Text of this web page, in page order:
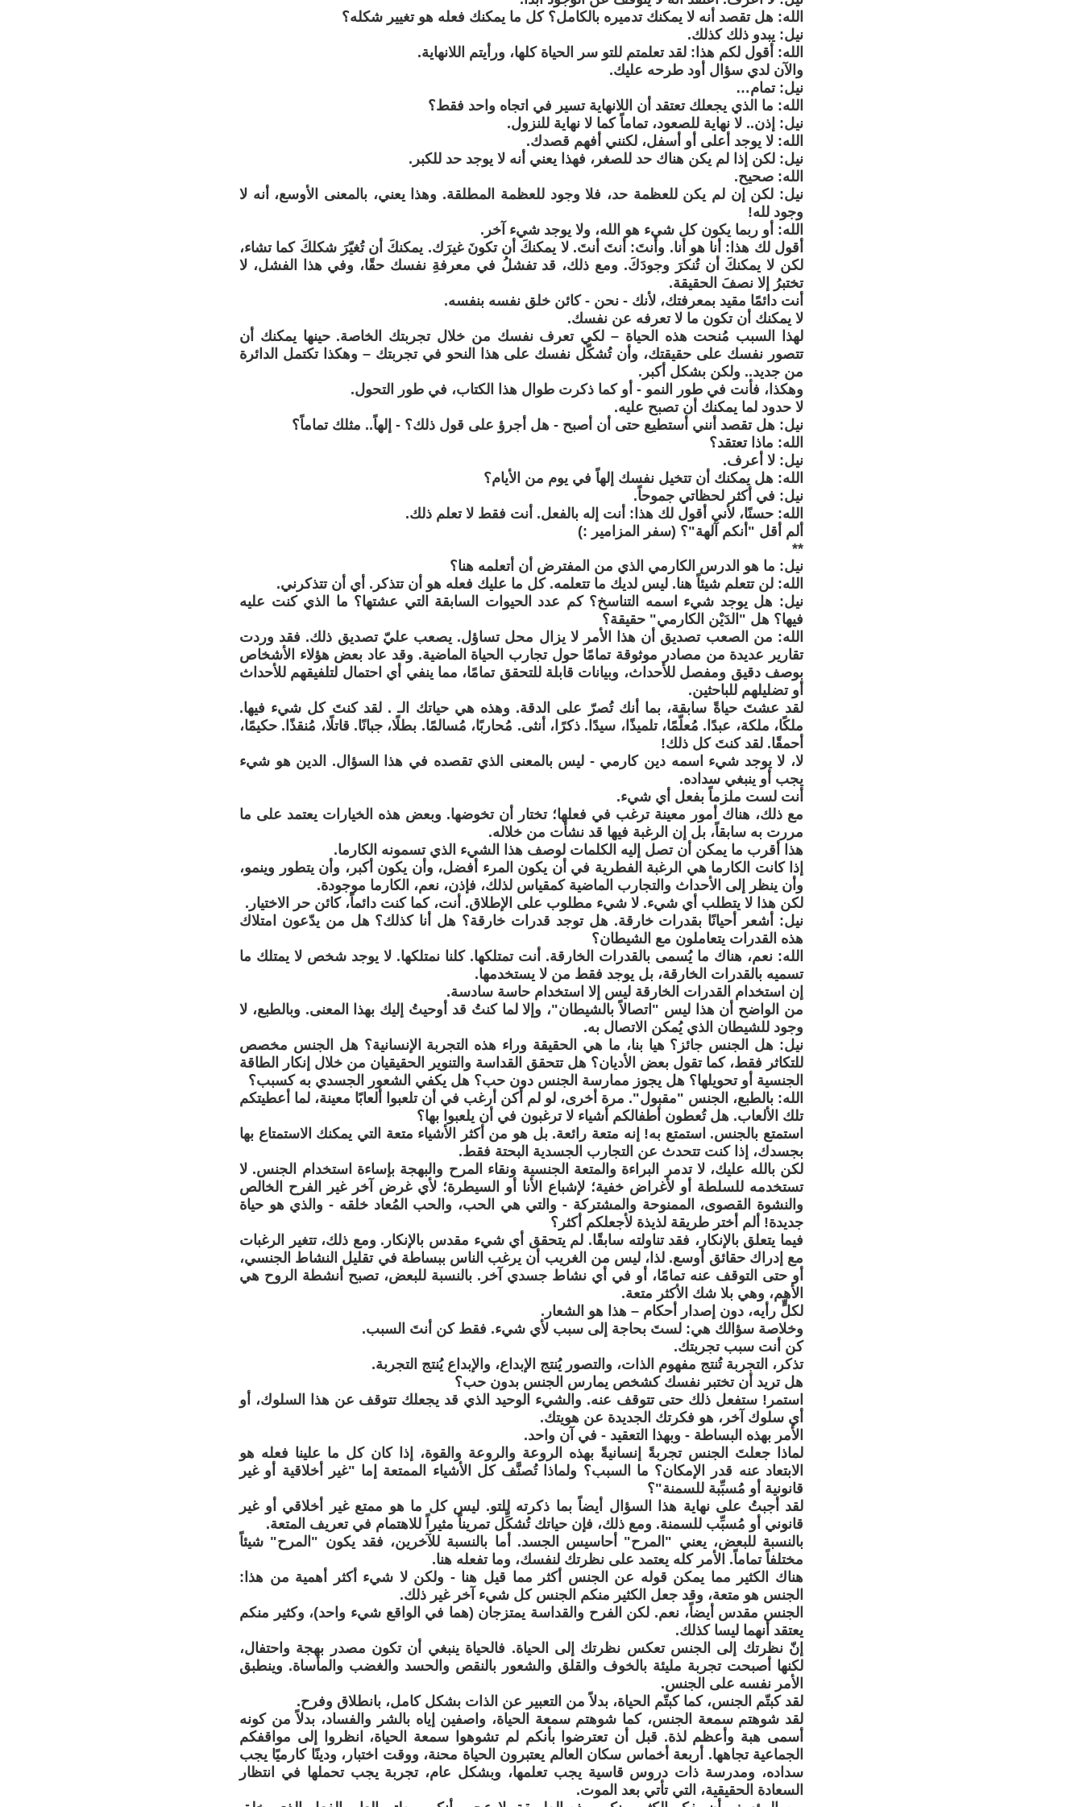
الله: هل تقصد أنه لا يمكنك تدميره بالكامل؟ كل ما يمكنك فعله هو تغيير شكله؟
نيل: يبدو ذلك كذلك.
الله: أقول لكم هذا: لقد تعلمتم للتو سر الحياة كلها، ورأيتم اللانهاية.
والآن لدي سؤال أود طرحه عليك.
نيل: تمام…
الله: ما الذي يجعلك تعتقد أن اللانهاية تسير في اتجاه واحد فقط؟
نيل: إذن.. لا نهاية للصعود، تماماً كما لا نهاية للنزول.
الله: لا يوجد أعلى أو أسفل، لكنني أفهم قصدك.
نيل: لكن إذا لم يكن هناك حد للصغر، فهذا يعني أنه لا يوجد حد للكبر.
الله: صحيح.
نيل: لكن إن لم يكن للعظمة حد، فلا وجود للعظمة المطلقة. وهذا يعني، بالمعنى الأوسع، أنه لا
وجود لله!
الله: أو ربما يكون كل شيء هو الله، ولا يوجد شيء آخر.
أقول لك هذا: أنا هو أنا. وأنتَ: أنتَ أنتَ. لا يمكنكَ أن تكونَ غيرَك. يمكنكَ أن تُغيّرَ شكلكَ كما تشاء،
لكن لا يمكنكَ أن تُنكرَ وجودَكَ. ومع ذلك، قد تفشلُ في معرفةِ نفسك حقًا، وفي هذا الفشل، لا
تختبرُ إلا نصفَ الحقيقة.
أنت دائمًا مقيد بمعرفتك، لأنك - نحن - كائن خلق نفسه بنفسه.
لا يمكنك أن تكون ما لا تعرفه عن نفسك.
لهذا السبب مُنحت هذه الحياة – لكي تعرف نفسك من خلال تجربتك الخاصة. حينها يمكنك أن
تتصور نفسك على حقيقتك، وأن تُشكّل نفسك على هذا النحو في تجربتك – وهكذا تكتمل الدائرة
من جديد.. ولكن بشكل أكبر.
وهكذا، فأنت في طور النمو - أو كما ذكرت طوال هذا الكتاب، في طور التحول.
لا حدود لما يمكنك أن تصبح عليه.
نيل: هل تقصد أنني أستطيع حتى أن أصبح - هل أجرؤ على قول ذلك؟ - إلهاً.. مثلك تماماً؟
الله: ماذا تعتقد؟
نيل: لا أعرف.
الله: هل يمكنك أن تتخيل نفسك إلهاً في يوم من الأيام؟
نيل: في أكثر لحظاتي جموحاً.
الله: حسنًا، لأني أقول لك هذا: أنت إله بالفعل. أنت فقط لا تعلم ذلك.
ألم أقل "أنكم آلهة"؟ (سفر المزامير :)
**
نيل: ما هو الدرس الكارمي الذي من المفترض أن أتعلمه هنا؟
الله: لن تتعلم شيئاً هنا. ليس لديك ما تتعلمه. كل ما عليك فعله هو أن تتذكر. أي أن تتذكرني.
نيل: هل يوجد شيء اسمه التناسخ؟ كم عدد الحيوات السابقة التي عشتها؟ ما الذي كنت عليه
فيها؟ هل "الدَيْن الكارمي" حقيقة؟
الله: من الصعب تصديق أن هذا الأمر لا يزال محل تساؤل. يصعب عليّ تصديق ذلك. فقد وردت
تقارير عديدة من مصادر موثوقة تمامًا حول تجارب الحياة الماضية. وقد عاد بعض هؤلاء الأشخاص
بوصف دقيق ومفصل للأحداث، وبيانات قابلة للتحقق تمامًا، مما ينفي أي احتمال لتلفيقهم للأحداث
أو تضليلهم للباحثين.
لقد عشتَ حياةً سابقة، بما أنك تُصرّ على الدقة. وهذه هي حياتك الـ . لقد كنتَ كل شيء فيها.
ملكًا، ملكة، عبدًا. مُعلّمًا، تلميذًا، سيدًا. ذكرًا، أنثى. مُحاربًا، مُسالمًا. بطلًا، جبانًا. قاتلًا، مُنقذًا. حكيمًا،
أحمقًا. لقد كنتَ كل ذلك!
لا، لا يوجد شيء اسمه دين كارمي - ليس بالمعنى الذي تقصده في هذا السؤال. الدين هو شيء
يجب أو ينبغي سداده.
أنت لست ملزماً بفعل أي شيء.
مع ذلك، هناك أمور معينة ترغب في فعلها؛ تختار أن تخوضها. وبعض هذه الخيارات يعتمد على ما
مررت به سابقاً، بل إن الرغبة فيها قد نشأت من خلاله.
هذا أقرب ما يمكن أن تصل إليه الكلمات لوصف هذا الشيء الذي تسمونه الكارما.
إذا كانت الكارما هي الرغبة الفطرية في أن يكون المرء أفضل، وأن يكون أكبر، وأن يتطور وينمو،
وأن ينظر إلى الأحداث والتجارب الماضية كمقياس لذلك، فإذن، نعم، الكارما موجودة.
لكن هذا لا يتطلب أي شيء. لا شيء مطلوب على الإطلاق. أنت، كما كنت دائماً، كائن حر الاختيار.
نيل: أشعر أحيانًا بقدرات خارقة. هل توجد قدرات خارقة؟ هل أنا كذلك؟ هل من يدّعون امتلاك
هذه القدرات يتعاملون مع الشيطان؟
الله: نعم، هناك ما يُسمى بالقدرات الخارقة. أنت تمتلكها. كلنا نمتلكها. لا يوجد شخص لا يمتلك ما
تسميه بالقدرات الخارقة، بل يوجد فقط من لا يستخدمها.
إن استخدام القدرات الخارقة ليس إلا استخدام حاسة سادسة.
من الواضح أن هذا ليس "اتصالاً بالشيطان"، وإلا لما كنتُ قد أوحيتُ إليك بهذا المعنى. وبالطبع، لا
وجود للشيطان الذي يُمكن الاتصال به.
نيل: هل الجنس جائز؟ هيا بنا، ما هي الحقيقة وراء هذه التجربة الإنسانية؟ هل الجنس مخصص
للتكاثر فقط، كما تقول بعض الأديان؟ هل تتحقق القداسة والتنوير الحقيقيان من خلال إنكار الطاقة
الجنسية أو تحويلها؟ هل يجوز ممارسة الجنس دون حب؟ هل يكفي الشعور الجسدي به كسبب؟
الله: بالطبع، الجنس "مقبول". مرة أخرى، لو لم أكن أرغب في أن تلعبوا ألعابًا معينة، لما أعطيتكم
تلك الألعاب. هل تُعطون أطفالكم أشياء لا ترغبون في أن يلعبوا بها؟
استمتع بالجنس. استمتع به! إنه متعة رائعة. بل هو من أكثر الأشياء متعة التي يمكنك الاستمتاع بها
بجسدك، إذا كنت تتحدث عن التجارب الجسدية البحتة فقط.
لكن بالله عليك، لا تدمر البراءة والمتعة الجنسية ونقاء المرح والبهجة بإساءة استخدام الجنس. لا
تستخدمه للسلطة أو لأغراض خفية؛ لإشباع الأنا أو السيطرة؛ لأي غرض آخر غير الفرح الخالص
والنشوة القصوى، الممنوحة والمشتركة - والتي هي الحب، والحب المُعاد خلقه - والذي هو حياة
جديدة! ألم أختر طريقة لذيذة لأجعلكم أكثر؟
فيما يتعلق بالإنكار، فقد تناولته سابقًا. لم يتحقق أي شيء مقدس بالإنكار. ومع ذلك، تتغير الرغبات
مع إدراك حقائق أوسع. لذا، ليس من الغريب أن يرغب الناس ببساطة في تقليل النشاط الجنسي،
أو حتى التوقف عنه تمامًا، أو في أي نشاط جسدي آخر. بالنسبة للبعض، تصبح أنشطة الروح هي
الأهم، وهي بلا شك الأكثر متعة.
لكلٍّ رأيه، دون إصدار أحكام – هذا هو الشعار.
وخلاصة سؤالك هي: لستَ بحاجة إلى سبب لأي شيء. فقط كن أنتَ السبب.
كن أنت سبب تجربتك.
تذكر، التجربة تُنتج مفهوم الذات، والتصور يُنتج الإبداع، والإبداع يُنتج التجربة.
هل تريد أن تختبر نفسك كشخص يمارس الجنس بدون حب؟
استمر! ستفعل ذلك حتى تتوقف عنه. والشيء الوحيد الذي قد يجعلك تتوقف عن هذا السلوك، أو
أي سلوك آخر، هو فكرتك الجديدة عن هويتك.
الأمر بهذه البساطة - وبهذا التعقيد - في آن واحد.
لماذا جعلتَ الجنس تجربةً إنسانيةً بهذه الروعة والروعة والقوة، إذا كان كل ما علينا فعله هو
الابتعاد عنه قدر الإمكان؟ ما السبب؟ ولماذا تُصنَّف كل الأشياء الممتعة إما "غير أخلاقية أو غير
قانونية أو مُسبِّبة للسمنة"؟
لقد أجبتُ على نهاية هذا السؤال أيضاً بما ذكرته للتو. ليس كل ما هو ممتع غير أخلاقي أو غير
قانوني أو مُسبِّب للسمنة. ومع ذلك، فإن حياتك تُشكِّل تمريناً مثيراً للاهتمام في تعريف المتعة.
بالنسبة للبعض، يعني "المرح" أحاسيس الجسد. أما بالنسبة للآخرين، فقد يكون "المرح" شيئاً
مختلفاً تماماً. الأمر كله يعتمد على نظرتك لنفسك، وما تفعله هنا.
هناك الكثير مما يمكن قوله عن الجنس أكثر مما قيل هنا - ولكن لا شيء أكثر أهمية من هذا:
الجنس هو متعة، وقد جعل الكثير منكم الجنس كل شيء آخر غير ذلك.
الجنس مقدس أيضاً، نعم. لكن الفرح والقداسة يمتزجان (هما في الواقع شيء واحد)، وكثير منكم
يعتقد أنهما ليسا كذلك.
إنّ نظرتك إلى الجنس تعكس نظرتك إلى الحياة. فالحياة ينبغي أن تكون مصدر بهجة واحتفال،
لكنها أصبحت تجربة مليئة بالخوف والقلق والشعور بالنقص والحسد والغضب والمأساة. وينطبق
الأمر نفسه على الجنس.
لقد كبتّم الجنس، كما كبتّم الحياة، بدلاً من التعبير عن الذات بشكل كامل، بانطلاق وفرح.
لقد شوهتم سمعة الجنس، كما شوهتم سمعة الحياة، واصفين إياه بالشر والفساد، بدلاً من كونه
أسمى هبة وأعظم لذة. قبل أن تعترضوا بأنكم لم تشوهوا سمعة الحياة، انظروا إلى مواقفكم
الجماعية تجاهها. أربعة أخماس سكان العالم يعتبرون الحياة محنة، ووقت اختبار، ودينًا كارميًا يجب
سداده، ومدرسة ذات دروس قاسية يجب تعلمها، وبشكل عام، تجربة يجب تحملها في انتظار
السعادة الحقيقية، التي تأتي بعد الموت.